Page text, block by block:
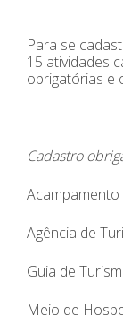
Para se
15 atividades
obrigatórias e
Cadastro
Agência de
Guia de
Meio de